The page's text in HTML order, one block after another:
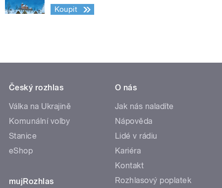
Koupit
Český rozhlas
Válka na Ukrajině
Komunální volby
Stanice
eShop
mujRozhlas
O nás
Jak nás naladíte
Nápověda
Lidé v rádiu
Kariéra
Kontakt
Rozhlasový poplatek